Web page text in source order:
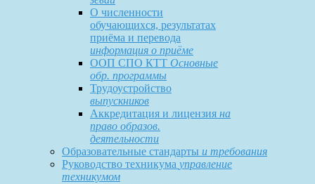
О численности
обучающихся, результатах
приёма и перевода
информация о приёме
ООП СПО КТТ Основные
обр. программы
Трудоустройство
выпускников
Аккредитация и лицензия на
право образов.
деятельности
Образовательные стандарты и требования
Руководство техникума управление
техникумом